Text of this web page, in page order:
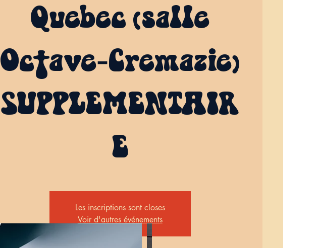
Québec (salle
Octave-Crémazie)
SUPPLÉMENTAIR
E
Les inscriptions sont closes
Voir d'autres événements